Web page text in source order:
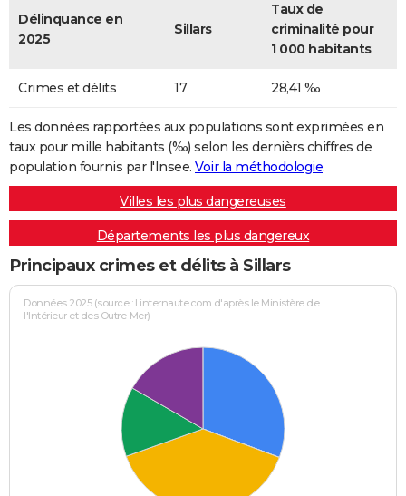
Délinquance en
2025
Sillars
Taux de
criminalité pour
1 000 habitants
Crimes et délits 17 28,41 ‰
Les données rapportées aux populations sont exprimées en
taux pour mille habitants (‰) selon les dernièrs chiffres de
population fournis par l'Insee. Voir la méthodologie.
Villes les plus dangereuses
Départements les plus dangereux
Principaux crimes et délits à Sillars
Données 2025 (source : Linternaute.com d'après le Ministère de
l'Intérieur et des Outre-Mer)